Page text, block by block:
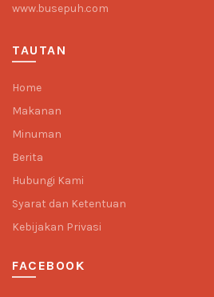
www.busepuh.com
TAUTAN
Home
Makanan
Minuman
Berita
Hubungi Kami
Syarat dan Ketentuan
Kebijakan Privasi
FACEBOOK